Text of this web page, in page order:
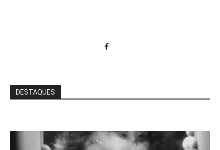
DESTAQUES